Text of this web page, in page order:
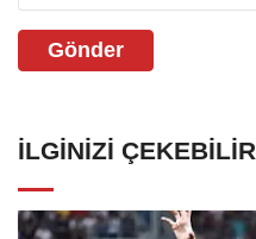
Gönder
İLGINIZI ÇEKEBILIR